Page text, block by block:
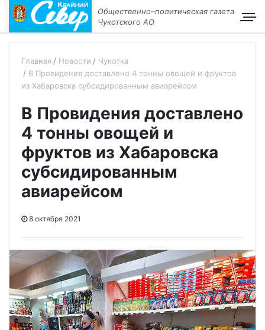
Общественно–политическая газета
Чукотского АО
Главная Новости
Чукотка
В Провидения доставлено 4 тонны овощей и фруктов
из Хабаровска субсидированным авиарейсом
В Провидения доставлено
4 тонны овощей и
фруктов из Хабаровска
субсидированным
авиарейсом
8 октября 2021